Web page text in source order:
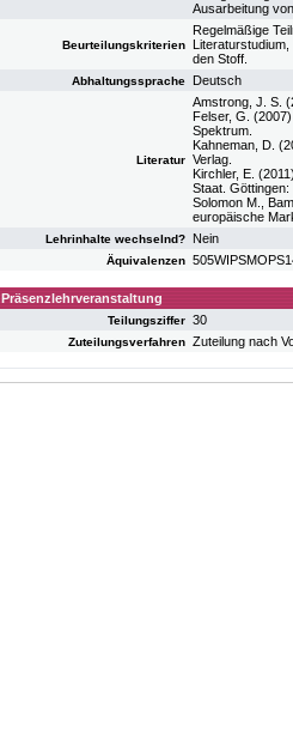
Ausarbeitung
Beurteilungskriterien
Regelmäßige
den Stoff.
Abhaltungssprache Deutsch
Literatur
Amstrong, J. S.
Felser, G.
Spektrum.
Kahneman, D.
Verlag.
Kirchler, E.
Staat. Göttingen:
Solomon M.,
europäische
Lehrinhalte wechselnd? Nein
Äquivalenzen
Präsenzlehrveranstaltung
Teilungsziffer 30
Zuteilungsverfahren Zuteilung nach